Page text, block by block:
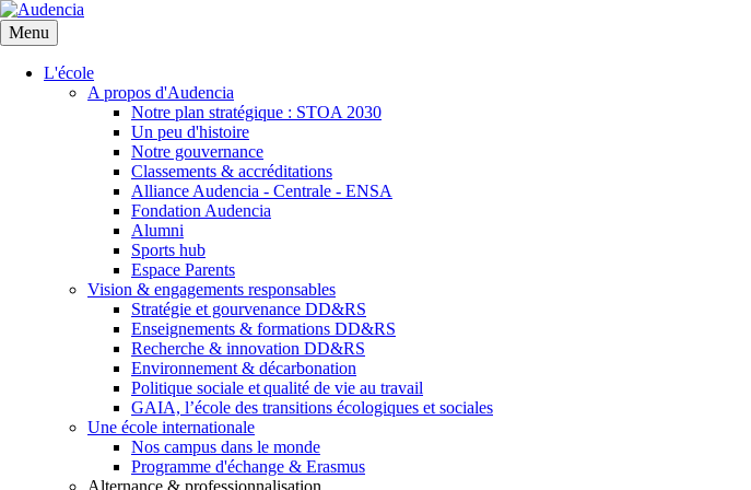
Aller
au
contenu
principal
Menu
L'école
A propos d'Audencia
Notre plan stratégique : STOA 2030
Un peu d'histoire
Notre gouvernance
Classements & accréditations
Alliance Audencia - Centrale - ENSA
Fondation Audencia
Alumni
Sports hub
Espace Parents
Vision & engagements responsables
Stratégie et gourvenance DD&RS
Enseignements & formations DD&RS
Recherche & innovation DD&RS
Environnement & décarbonation
Politique sociale et qualité de vie au travail
GAIA, l’école des transitions écologiques et sociales
Une école internationale
Nos campus dans le monde
Programme d'échange & Erasmus
Alternance & professionnalisation